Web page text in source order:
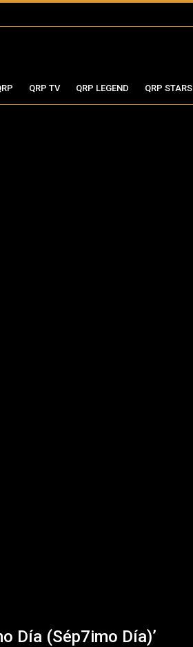
QRP TV QRP LEGEND QRP STARS
Día (Sép7imo Día)’